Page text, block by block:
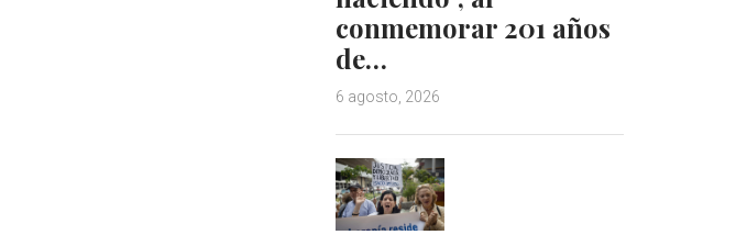
conmemorar 201 años
de…
6 agosto, 2026